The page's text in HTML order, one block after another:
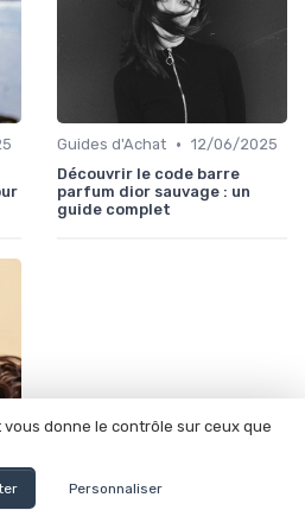
Guides d'Achat • 12/06/2025
Découvrir le code barre
parfum dior sauvage : un
guide complet
donne le contrôle sur ceux que
Personnaliser